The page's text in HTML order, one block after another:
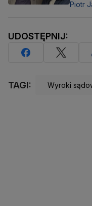
Piotr
UDOSTĘPNIJ:
TAGI: Wyroki